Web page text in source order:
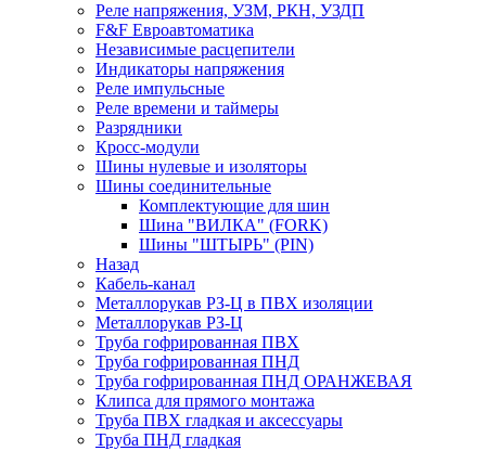
Реле напряжения, УЗМ, РКН, УЗДП
F&F Евроавтоматика
Независимые расцепители
Индикаторы напряжения
Реле импульсные
Реле времени и таймеры
Разрядники
Кросс-модули
Шины нулевые и изоляторы
Шины соединительные
Комплектующие для шин
Шина "ВИЛКА" (FORK)
Шины "ШТЫРЬ" (PIN)
Назад
Кабель-канал
Металлорукав РЗ-Ц в ПВХ изоляции
Металлорукав РЗ-Ц
Труба гофрированная ПВХ
Труба гофрированная ПНД
Труба гофрированная ПНД ОРАНЖЕВАЯ
Клипса для прямого монтажа
Труба ПВХ гладкая и аксессуары
Труба ПНД гладкая